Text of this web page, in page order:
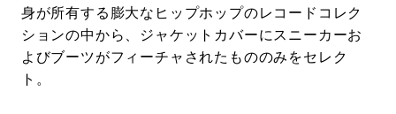
身が所有する膨大なヒップホップのレコードコレク
ションの中から、ジャケットカバーにスニーカーお
よびブーツがフィーチャされたもののみをセレク
ト。